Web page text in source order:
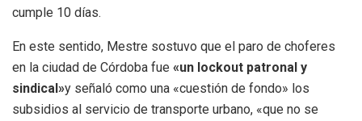
cumple 10 días.
En este sentido, Mestre sostuvo que el paro de choferes
en la ciudad de Córdoba fue «un lockout patronal y
sindical»y señaló como una «cuestión de fondo» los
subsidios al servicio de transporte urbano, «que no se